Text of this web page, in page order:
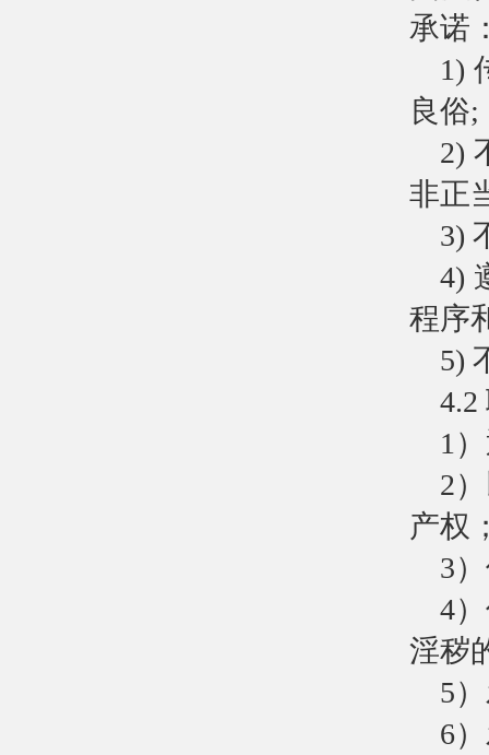
承诺
1)
良俗;
2)
非正
3)
4)
程序
5)
4.2
1
2
产权
3
4
淫秽
5
6